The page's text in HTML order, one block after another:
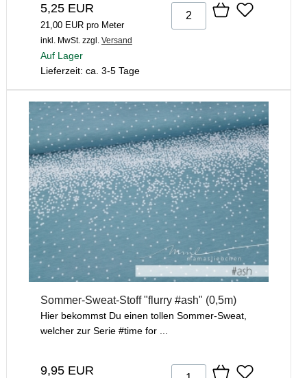
5,25 EUR
21,00 EUR pro Meter
inkl. MwSt. zzgl. Versand
Auf Lager
Lieferzeit: ca. 3-5 Tage
Sommer-Sweat-Stoff "flurry #ash" (0,5m)
Hier bekommst Du einen tollen Sommer-Sweat,
welcher zur Serie #time for ...
9,95 EUR